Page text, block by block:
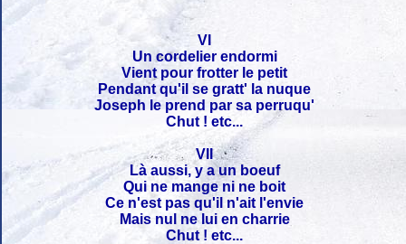
VI
Un cordelier endormi
Vient pour frotter le petit
Pendant qu'il se gratt' la nuque
Joseph le prend par sa perruqu'
Chut ! etc...
VII
Là aussi, y a un boeuf
Qui ne mange ni ne boit
Ce n'est pas qu'il n'ait l'envie
Mais nul ne lui en charrie
Chut ! etc...